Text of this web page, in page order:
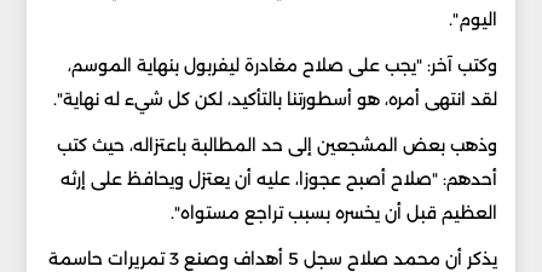
اليوم".
وكتب آخر: "يجب على صلاح مغادرة ليفربول بنهاية الموسم،
لقد انتهى أمره، هو أسطورتنا بالتأكيد، لكن كل شيء له نهاية".
وذهب بعض المشجعين إلى حد المطالبة باعتزاله، حيث كتب
أحدهم: "صلاح أصبح عجوزا، عليه أن يعتزل ويحافظ على إرثه
العظيم قبل أن يخسره بسبب تراجع مستواه".
يذكر أن محمد صلاح سجل 5 أهداف وصنع 3 تمريرات حاسمة